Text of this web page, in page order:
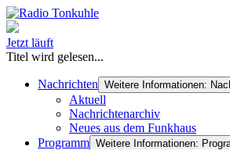
Jetzt läuft
Titel wird gelesen...
Nachrichten Weitere Informationen:
Aktuell
Nachrichtenarchiv
Neues aus dem Funkhaus
Programm Weitere Informationen: